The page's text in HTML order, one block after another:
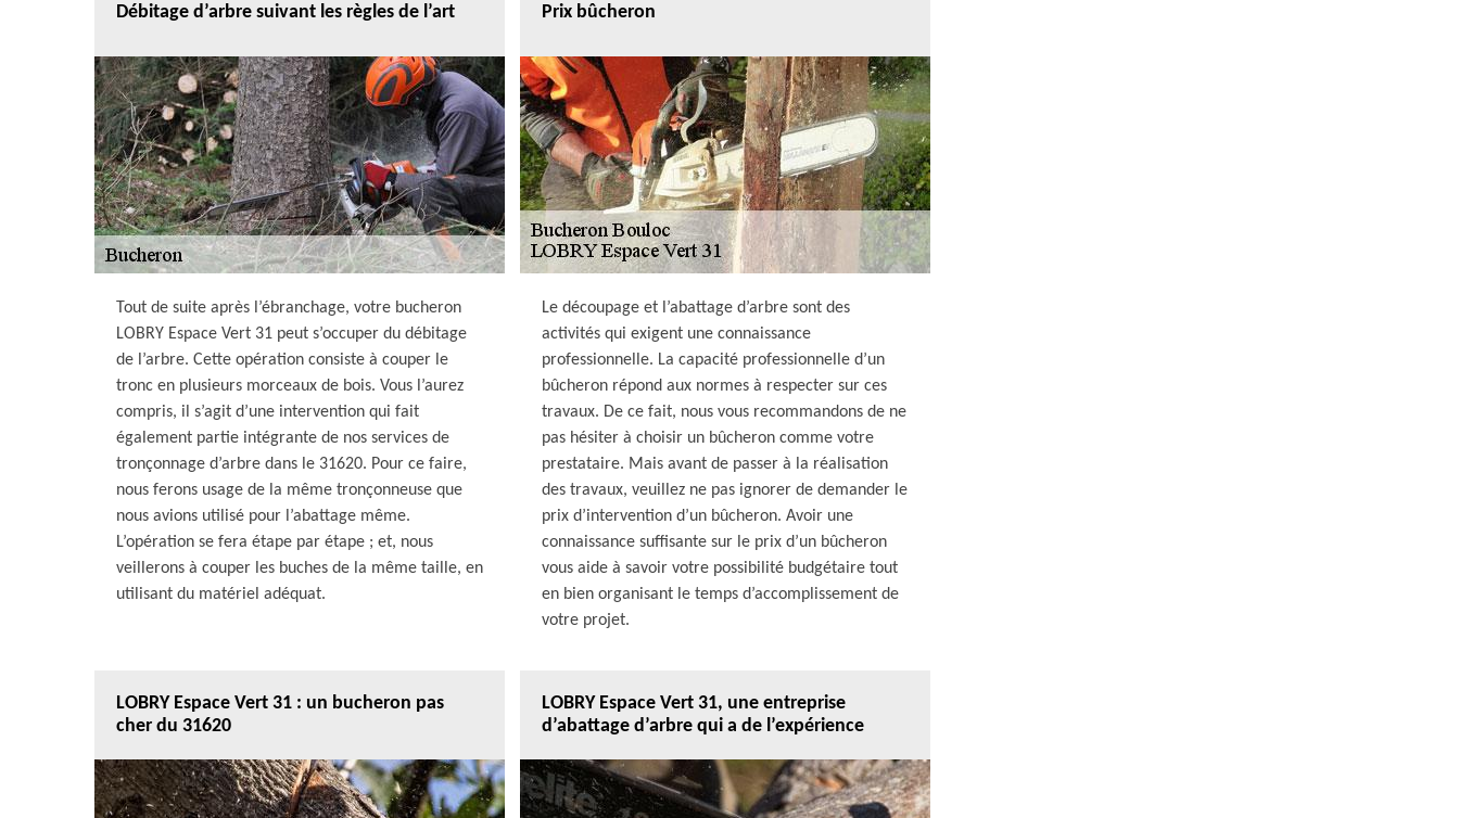
Débitage d’arbre suivant les règles de l’art
Tout de suite après l’ébranchage, votre bucheron
LOBRY Espace Vert 31 peut s’occuper du débitage
de l’arbre. Cette opération consiste à couper le
tronc en plusieurs morceaux de bois. Vous l’aurez
compris, il s’agit d’une intervention qui fait
également partie intégrante de nos services de
tronçonnage d’arbre dans le 31620. Pour ce faire,
nous ferons usage de la même tronçonneuse que
nous avions utilisé pour l’abattage même.
L’opération se fera étape par étape ; et, nous
veillerons à couper les buches de la même taille, en
utilisant du matériel adéquat.
Prix bûcheron
Le découpage et l’abattage d’arbre sont des
activités qui exigent une connaissance
professionnelle. La capacité professionnelle d’un
bûcheron répond aux normes à respecter sur ces
travaux. De ce fait, nous vous recommandons de ne
pas hésiter à choisir un bûcheron comme votre
prestataire. Mais avant de passer à la réalisation
des travaux, veuillez ne pas ignorer de demander le
prix d’intervention d’un bûcheron. Avoir une
connaissance suffisante sur le prix d’un bûcheron
vous aide à savoir votre possibilité budgétaire tout
en bien organisant le temps d’accomplissement de
votre projet.
LOBRY Espace Vert 31 : un bucheron pas
cher du 31620
LOBRY Espace Vert 31, une entreprise
d’abattage d’arbre qui a de l’expérience